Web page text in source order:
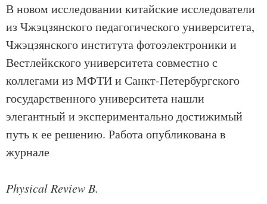
В новом исследовании китайские исследователи
из Чжэцзянского педагогического университета,
Чжэцзянского института фотоэлектроники и
Вестлейкского университета совместно с
коллегами из МФТИ и Санкт-Петербургского
государственного университета нашли
элегантный и экспериментально достижимый
путь к ее решению. Работаопубликованав
журнале
Physical Review B.